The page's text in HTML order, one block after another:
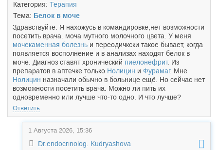
Категория: Терапия
Тема: Белок в моче
Здравствуйте. Я нахожусь в командировке,нет возможности
посетить врача. моча мутного молочного цвета. У меня
мочекаменная болезнь и переодичкски такое бывает, когда
появляется восполнение и в анализах находят белок в
моче. Диагноз ставят хронический пиелонефрит. Из
препаратов в аптечке только Нолицин и Фурамаг. Мне
Нолицин назначали обычно в больнице ещё. Но сейчас нет
возможности посетить врача. Можно ли пить их
одновременно или лучше что-то одно. И что лучше?
Ответить
1 Августа 2026, 15:36
Dr.endocrinolog. Kudryashova